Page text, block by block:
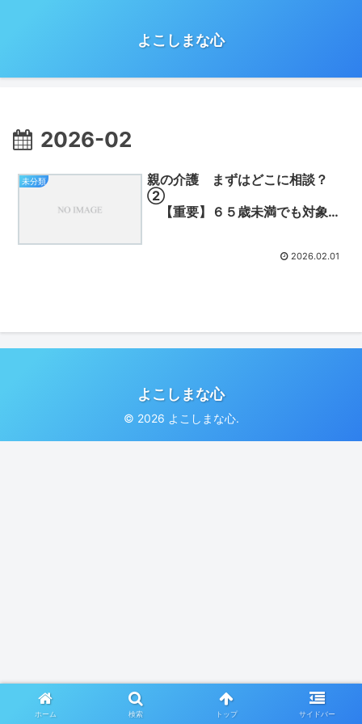
よこしまな心
2026-02
未分類
親の介護 まずはどこに相談？
②
【重要】６５歳未満でも対象に
2026.02.01
よこしまな心
© 2026 よこしまな心.
ホーム 検索 トップ サイドバー